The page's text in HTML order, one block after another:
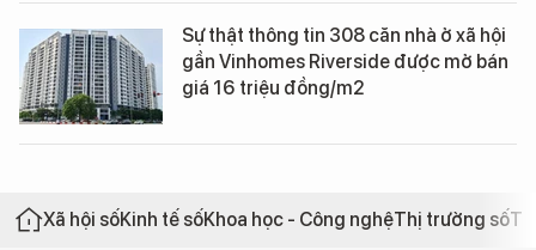
Sự thật thông tin 308 căn nhà ở xã hội
gần Vinhomes Riverside được mở bán
giá 16 triệu đồng/m2
Xã hội sốKinh tế sốKhoa học - Công nghệThị trường số